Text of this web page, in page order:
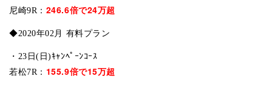
尼崎9R： 246.6倍で24万超
◆2020年02月 有料プラン
・23日(日)ｷｬﾝﾍﾟｰﾝｺｰｽ
若松7R： 155.9倍で15万超